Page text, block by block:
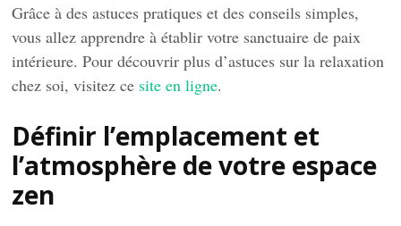
Grâce à des astuces pratiques et des conseils simples,
vous allez apprendre à établir votre sanctuaire de paix
intérieure. Pour découvrir plus d’astuces sur la relaxation
chez soi, visitez ce site en ligne.
Définir l’emplacement et
l’atmosphère de votre espace
zen